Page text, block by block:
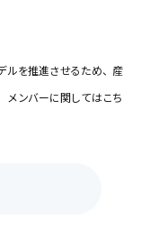
ルを推進させるため、産
メンバーに関してはこち